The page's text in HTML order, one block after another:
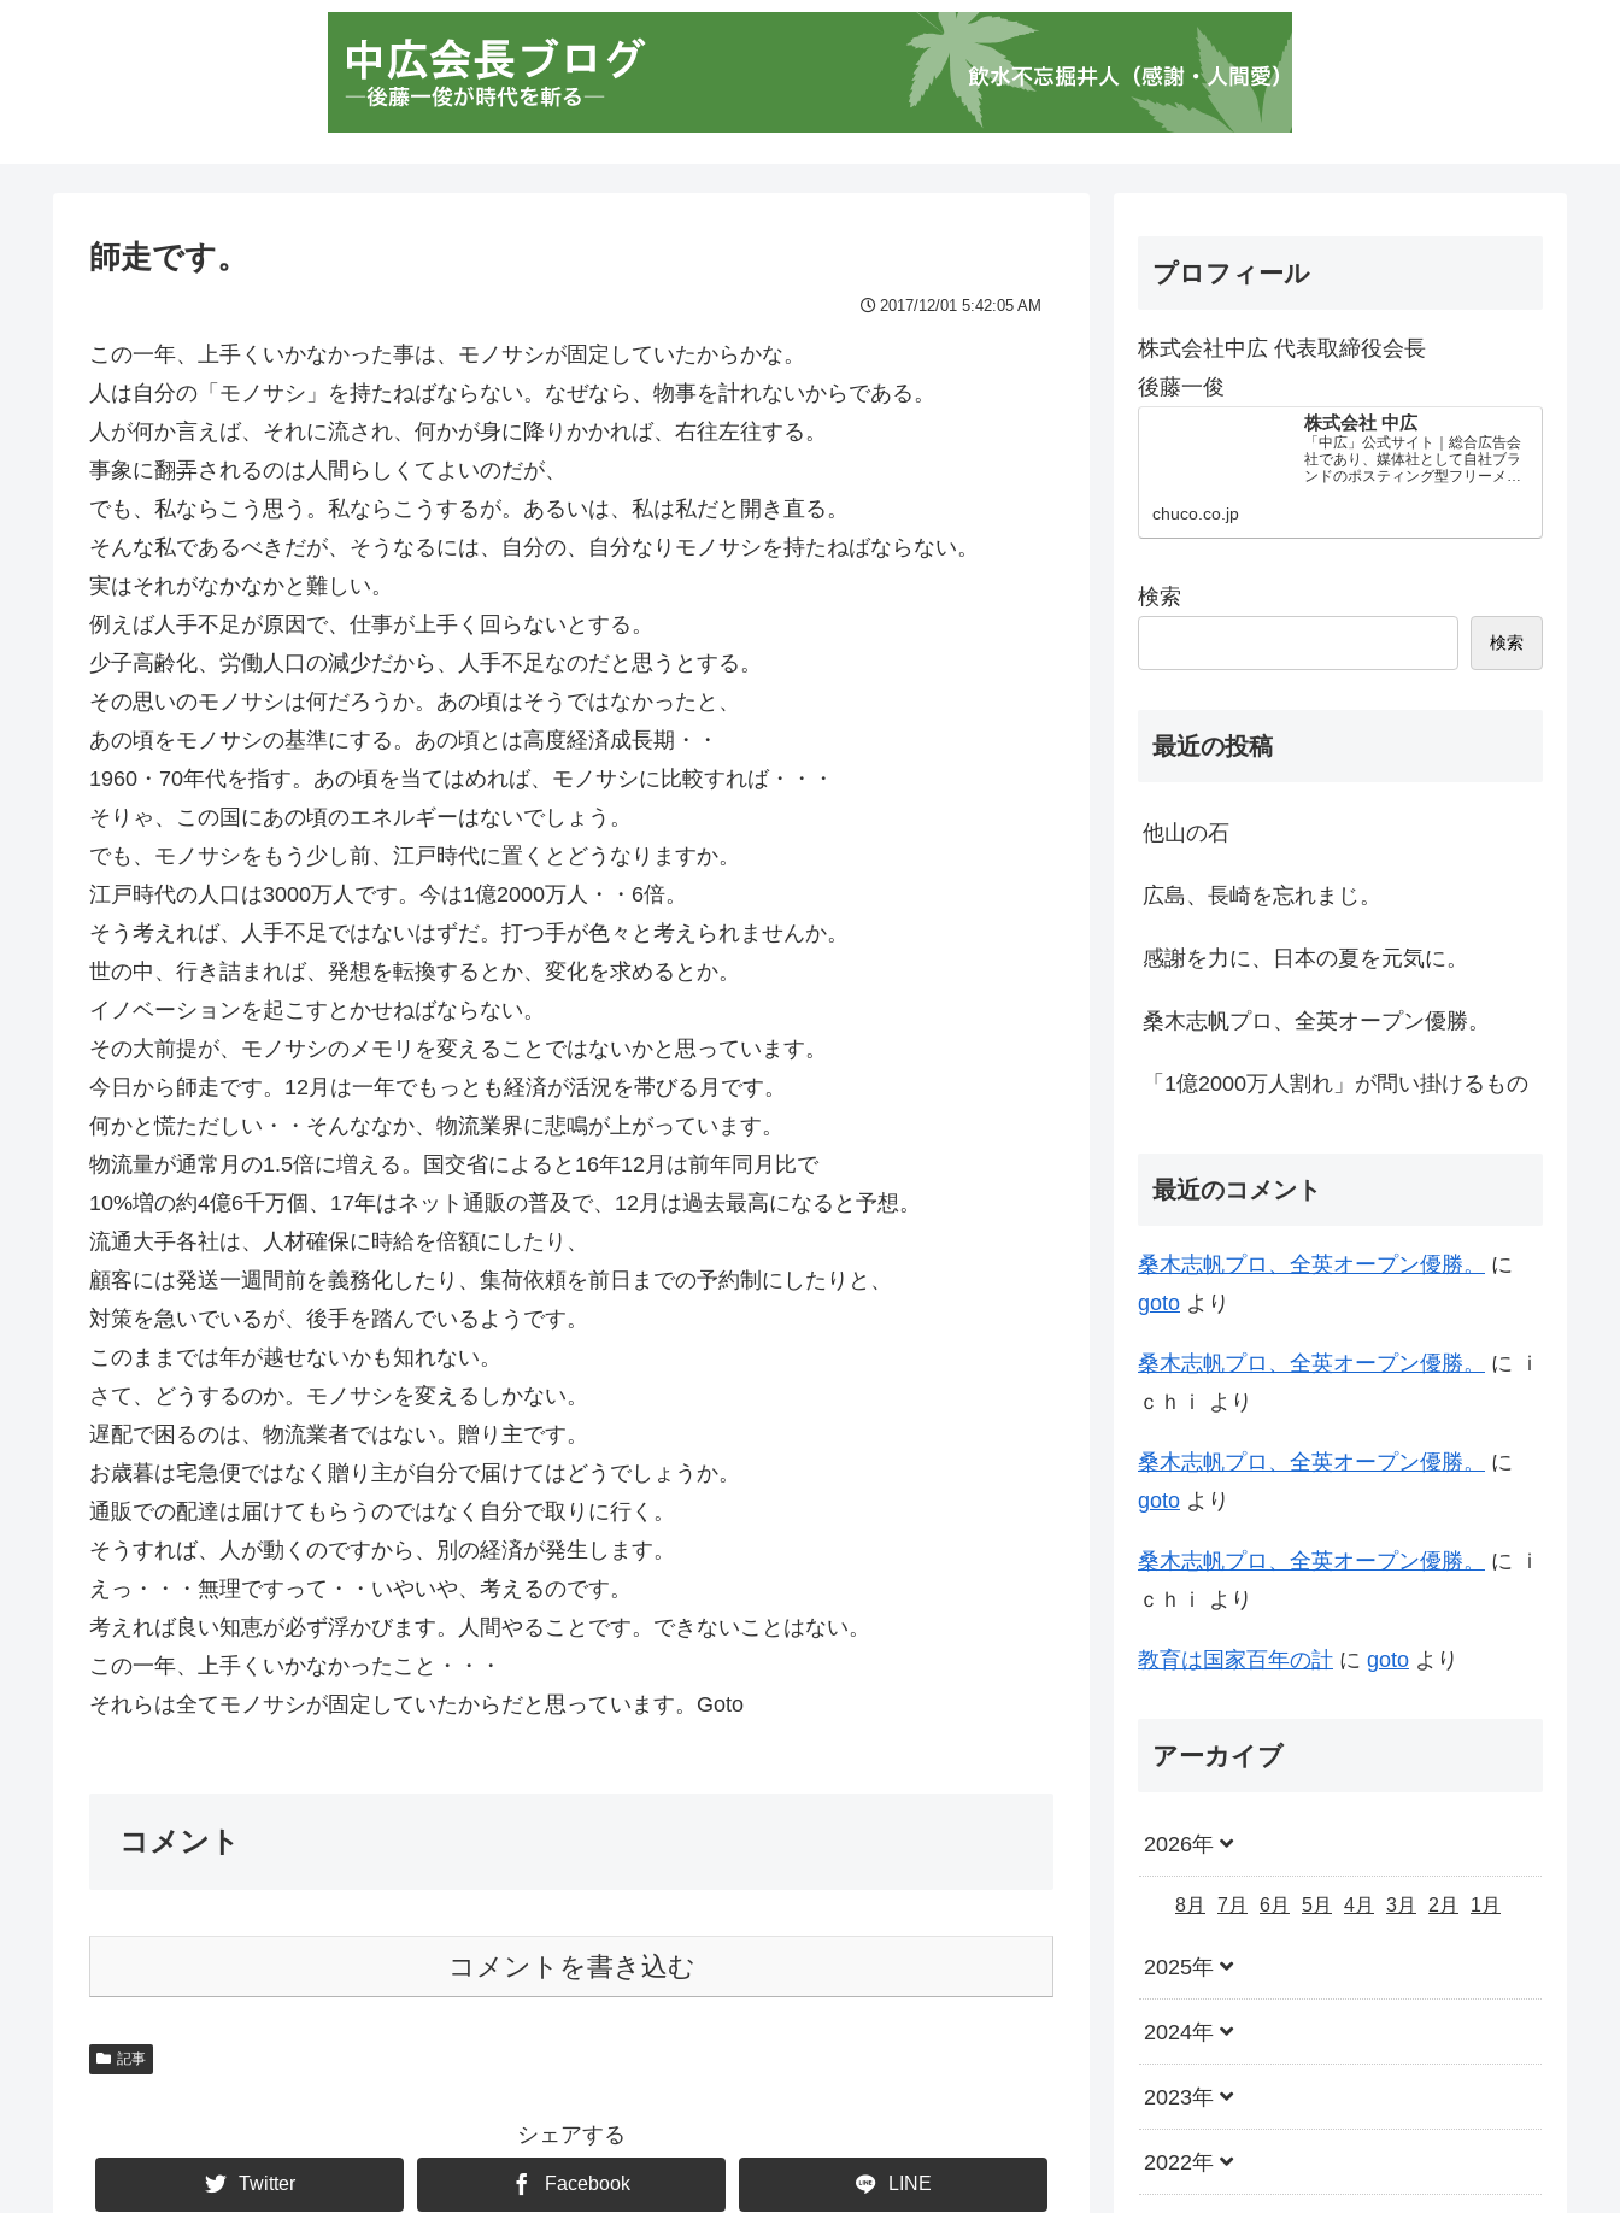
師走です。
2017/12/01 5:42:05 AM
この一年、上手くいかなかった事は、モノサシが固定していたからかな。
人は自分の「モノサシ」を持たねばならない。なぜなら、物事を計れないからである。
人が何か言えば、それに流され、何かが身に降りかかれば、右往左往する。
事象に翻弄されるのは人間らしくてよいのだが、
でも、私ならこう思う。私ならこうするが。あるいは、私は私だと開き直る。
そんな私であるべきだが、そうなるには、自分の、自分なりモノサシを持たねばならない。
実はそれがなかなかと難しい。
例えば人手不足が原因で、仕事が上手く回らないとする。
少子高齢化、労働人口の減少だから、人手不足なのだと思うとする。
その思いのモノサシは何だろうか。あの頃はそうではなかったと、
あの頃をモノサシの基準にする。あの頃とは高度経済成長期・・
1960・70年代を指す。あの頃を当てはめれば、モノサシに比較すれば・・・
そりゃ、この国にあの頃のエネルギーはないでしょう。
でも、モノサシをもう少し前、江戸時代に置くとどうなりますか。
江戸時代の人口は3000万人です。今は1億2000万人・・6倍。
そう考えれば、人手不足ではないはずだ。打つ手が色々と考えられませんか。
世の中、行き詰まれば、発想を転換するとか、変化を求めるとか。
イノベーションを起こすとかせねばならない。
その大前提が、モノサシのメモリを変えることではないかと思っています。
今日から師走です。12月は一年でもっとも経済が活況を帯びる月です。
何かと慌ただしい・・そんななか、物流業界に悲鳴が上がっています。
物流量が通常月の1.5倍に増える。国交省によると16年12月は前年同月比で
10%増の約4億6千万個、17年はネット通販の普及で、12月は過去最高になると予想。
流通大手各社は、人材確保に時給を倍額にしたり、
顧客には発送一週間前を義務化したり、集荷依頼を前日までの予約制にしたりと、
対策を急いでいるが、後手を踏んでいるようです。
このままでは年が越せないかも知れない。
さて、どうするのか。モノサシを変えるしかない。
遅配で困るのは、物流業者ではない。贈り主です。
お歳暮は宅急便ではなく贈り主が自分で届けてはどうでしょうか。
通販での配達は届けてもらうのではなく自分で取りに行く。
そうすれば、人が動くのですから、別の経済が発生します。
えっ・・・無理ですって・・いやいや、考えるのです。
考えれば良い知恵が必ず浮かびます。人間やることです。できないことはない。
この一年、上手くいかなかったこと・・・
それらは全てモノサシが固定していたからだと思っています。Goto
コメント
コメントを書き込む
記事
シェアする
Twitter Facebook LINE
プロフィール
株式会社中広 代表取締役会長
後藤一俊
株式会社 中広
「中広」公式サイト｜総合広告会
社であり、媒体社として自社ブラ
ンドのポスティング型フリーメデ
chuco.co.jp
検索
検索
最近の投稿
他山の石
広島、長崎を忘れまじ。
感謝を力に、日本の夏を元気に。
桑木志帆プロ、全英オープン優勝。
「1億2000万人割れ」が問い掛けるもの
最近のコメント
桑木志帆プロ、全英オープン優勝。
に
goto より
桑木志帆プロ、全英オープン優勝。 に
ｉ
ｃｈｉ
より
桑木志帆プロ、全英オープン優勝。
に
goto より
桑木志帆プロ、全英オープン優勝。 に
ｉ
ｃｈｉ
より
教育は国家百年の計 に goto より
アーカイブ
2026年
8月 7月 6月 5月 4月 3月 2月 1月
2025年
2024年
2023年
2022年